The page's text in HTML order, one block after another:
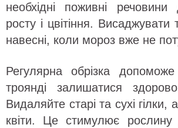
необхідні поживні речовини
росту і цвітіння.
навесні, коли мороз вже не
Регулярна обрізка
троянді залишатися
Видаляйте старі та сухі гілки,
квіти. Це стимулює рослину